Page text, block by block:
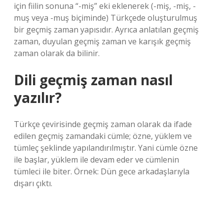
için fiilin sonuna “-miş” eki eklenerek (-miş, -miş, -
muş veya -muş biçiminde) Türkçede oluşturulmuş
bir geçmiş zaman yapısıdır. Ayrıca anlatılan geçmiş
zaman, duyulan geçmiş zaman ve karışık geçmiş
zaman olarak da bilinir.
Dili geçmiş zaman nasıl
yazılır?
Türkçe çevirisinde geçmiş zaman olarak da ifade
edilen geçmiş zamandaki cümle; özne, yüklem ve
tümleç şeklinde yapılandırılmıştır. Yani cümle özne
ile başlar, yüklem ile devam eder ve cümlenin
tümleci ile biter. Örnek: Dün gece arkadaşlarıyla
dışarı çıktı.